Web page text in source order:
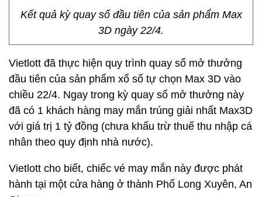
Kết quả kỳ quay số đầu tiên của sản phẩm Max
3D ngày 22/4.
Vietlott đã thực hiện quy trình quay số mở thưởng
đầu tiên của sản phẩm xổ số tự chọn Max 3D vào
chiều 22/4. Ngay trong kỳ quay số mở thưởng này
đã có 1 khách hàng may mắn trúng giải nhất Max3D
với giá trị 1 tỷ đồng (chưa khấu trừ thuế thu nhập cá
nhân theo quy định nhà nước).
Vietlott cho biết, chiếc vé may mắn này được phát
hành tại một cửa hàng ở thành Phố Long Xuyên, An